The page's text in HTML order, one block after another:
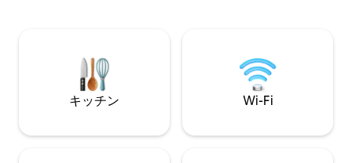
ハイキングコースは9km、オテパーとハ
イキングコースは18km、タルトゥは
28kmです。
キッチン Wi-Fi